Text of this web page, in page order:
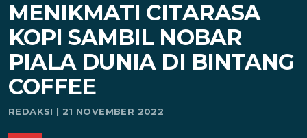
MENIKMATI CITARASA
KOPI SAMBIL NOBAR
PIALA DUNIA DI BINTANG
COFFEE
REDAKSI | 21 NOVEMBER 2022